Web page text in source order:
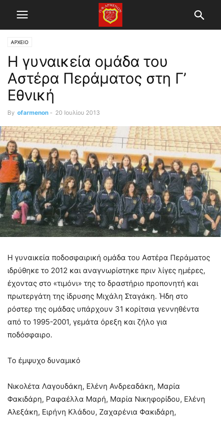
ΑΡΧΕΙΟ
Η γυναικεία ομάδα του
Αστέρα Περάματος στη Γ’
Εθνική
By ofarmenon - 20 Ιουλίου 2013
Η γυναικεία ποδοσφαιρική ομάδα του Αστέρα Περάματος
ιδρύθηκε το 2012 και αναγνωρίστηκε πριν λίγες ημέρες,
έχοντας στο «τιμόνι» της το δραστήριο προπονητή και
πρωτεργάτη της ίδρυσης Μιχάλη Σταγάκη. Ήδη στο
ρόστερ της ομάδας υπάρχουν 31 κορίτσια γεννηθέντα
από το 1995-2001, γεμάτα όρεξη και ζήλο για
ποδόσφαιρο.
Το έμψυχο δυναμικό
Νικολέτα Λαγουδάκη, Ελένη Ανδρεαδάκη, Μαρία
Φακιδάρη, Ραφαέλλα Μαρή, Μαρία Νικηφορίδου, Ελένη
Αλεξάκη, Ειρήνη Κλάδου, Ζαχαρένια Φακιδάρη,